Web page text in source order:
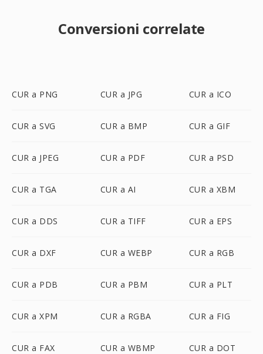
Conversioni correlate
CUR a PNG CUR a JPG CUR a ICO
CUR a SVG CUR a BMP CUR a GIF
CUR a JPEG CUR a PDF CUR a PSD
CUR a TGA CUR a AI CUR a XBM
CUR a DDS CUR a TIFF CUR a EPS
CUR a DXF CUR a WEBP CUR a RGB
CUR a PDB CUR a PBM CUR a PLT
CUR a XPM CUR a RGBA CUR a FIG
CUR a FAX CUR a WBMP CUR a DOT